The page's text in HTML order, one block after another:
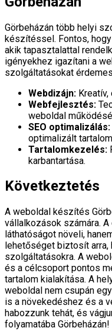
Görbeházán több helyi
készítéssel. Fontos,
akik tapasztalattal
igényekhez igazítani a
szolgáltatásokat
Webdizájn:
Webfejlesztés:
weboldal
SEO optimalizálás:
optimalizált
Tartalomkezelés:
karbantartása.
Következtetés
A weboldal készítés
vállalkozások számára.
láthatóságot növeli,
lehetőséget biztosít arra,
szolgáltatásokra. A
és a célcsoport pontos
tartalom kialakítása. A
weboldal nem csupán
is a növekedéshez és a
habozzunk tehát, és
folyamatába Görbeházán!